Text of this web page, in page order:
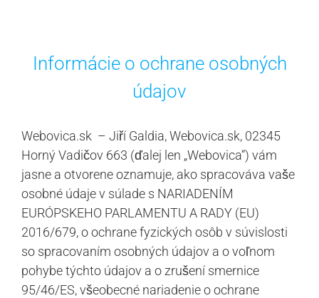
Informácie o ochrane osobných
údajov
Webovica.sk – Jiří Galdia, Webovica.sk, 02345
Horný Vadičov 663 (ďalej len „Webovica“) vám
jasne a otvorene oznamuje, ako spracováva vaše
osobné údaje v súlade s NARIADENÍM
EURÓPSKEHO PARLAMENTU A RADY (EU)
2016/679, o ochrane fyzických osôb v súvislosti
so spracovaním osobných údajov a o voľnom
pohybe týchto údajov a o zrušení smernice
95/46/ES, všeobecné nariadenie o ochrane